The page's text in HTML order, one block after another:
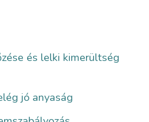
és lelki kimerültség
jó anyaság